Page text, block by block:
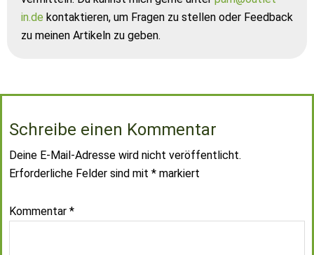
in.de kontaktieren, um Fragen zu stellen oder Feedback
zu meinen Artikeln zu geben.
Schreibe einen Kommentar
Deine E-Mail-Adresse wird nicht veröffentlicht.
Erforderliche Felder sind mit * markiert
Kommentar *